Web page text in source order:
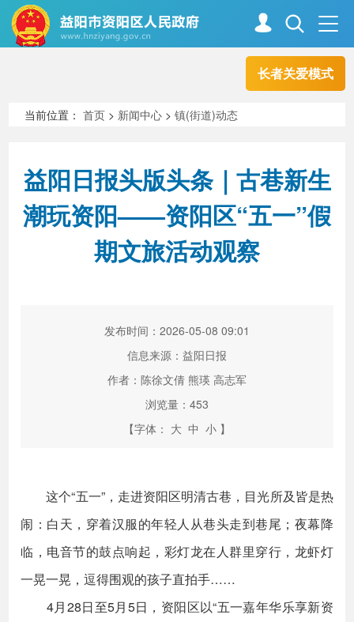
长者关爱模式
走进资阳
新闻中心 解读回应
当前位置：首页 > 新闻中心 >镇(街道)动态
益阳日报头版头条｜古巷新生
潮玩资阳——资阳区“五一”假
期文旅活动观察
发布时间：2026-05-08 09:01
信息来源：益阳日报
作者：陈徐文倩 熊瑛 高志军
浏览量： 453
【字体： 大 中 小 】
这个“五一”，走进资阳区明清古巷，目光所及皆是热
闹：白天，穿着汉服的年轻人从巷头走到巷尾；夜幕降
临，电音节的鼓点响起，彩灯龙在人群里穿行，龙虾灯
一晃一晃，逗得围观的孩子直拍手……
4月28日至5月5日，资阳区以“五一嘉年华乐享新资